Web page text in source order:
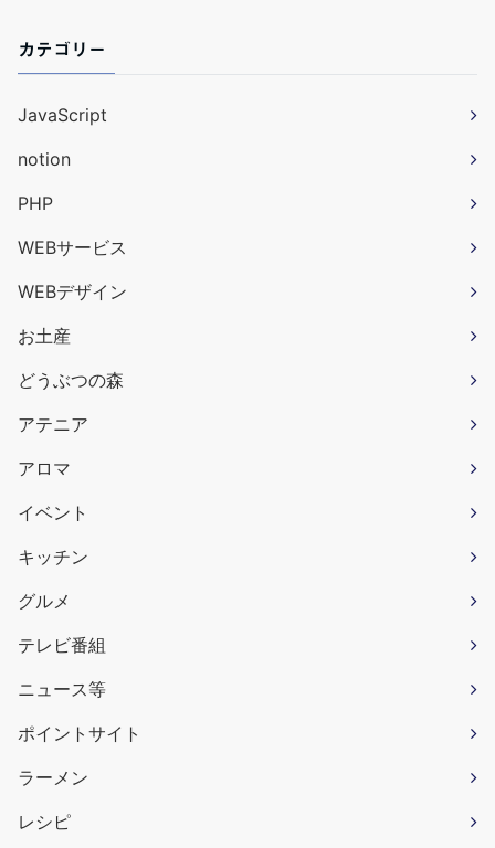
カテゴリー
JavaScript
notion
PHP
WEBサービス
WEBデザイン
お土産
どうぶつの森
アテニア
アロマ
イベント
キッチン
グルメ
テレビ番組
ニュース等
ポイントサイト
ラーメン
レシピ